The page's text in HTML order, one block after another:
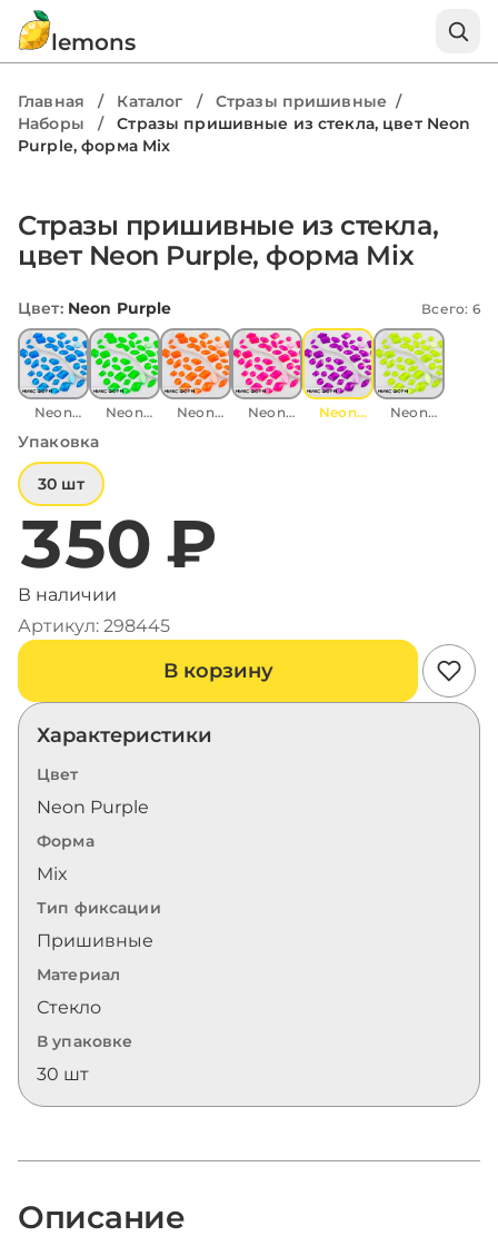
lemons
Главная / Каталог / Стразы пришивные /
Наборы
/
Стразы пришивные из стекла, цвет Neon
Purple, форма Mix
1 / 2
Стразы пришивные из стекла,
цвет Neon Purple, форма Mix
Цвет: Neon Purple Всего: 6
Neon
Neon
Neon
Neon
Neon
Neon
Упаковка
30 шт
350 ₽
В наличии
Артикул: 298445
В корзину
Характеристики
Цвет
Neon Purple
Форма
Mix
Тип фиксации
Пришивные
Материал
Стекло
В упаковке
30 шт
Описание